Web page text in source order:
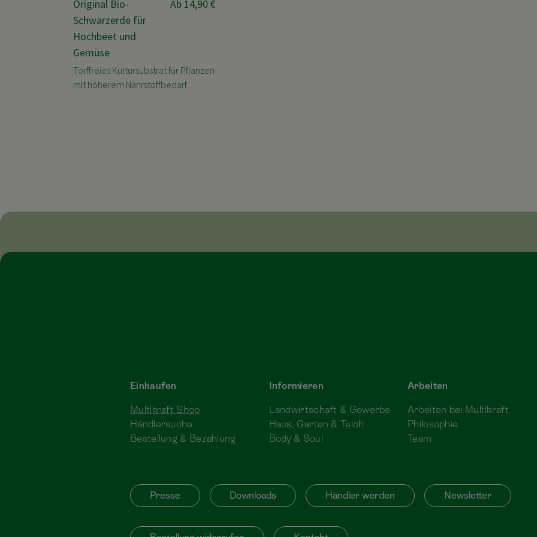
Original Bio-
Schwarzerde für
Hochbeet und
Gemüse
Ab 14,90 €
Torffreies Kultursubstrat für Pflanzen
mit höherem Nährstoffbedarf
Einkaufen
Multikraft Shop
Händlersuche
Bestellung & Bezahlung
Informieren
Landwirtschaft & Gewerbe
Haus, Garten & Teich
Body & Soul
Arbeiten
Arbeiten bei Multikraft
Philosophie
Team
Presse Downloads Händler werden Newsletter